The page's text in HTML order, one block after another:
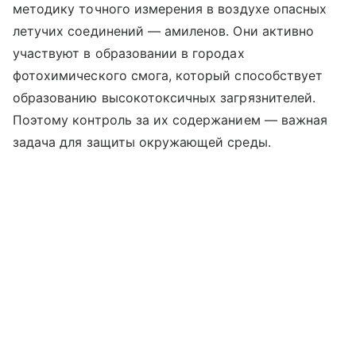
методику точного измерения в воздухе опасных
летучих соединений — амиленов. Они активно
участвуют в образовании в городах
фотохимического смога, который способствует
образованию высокотоксичных загрязнителей.
Поэтому контроль за их содержанием — важная
задача для защиты окружающей среды.